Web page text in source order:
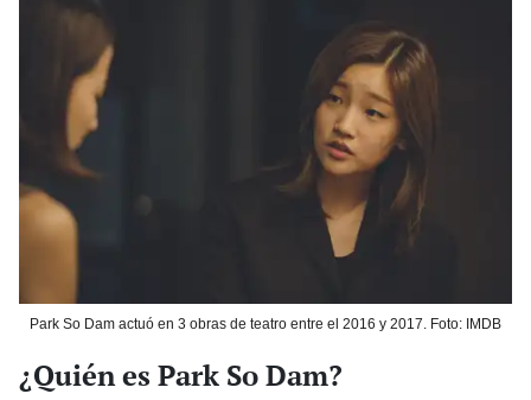
Park So Dam actuó en 3 obras de teatro entre el 2016 y 2017. Foto: IMDB
¿Quién es Park So Dam?